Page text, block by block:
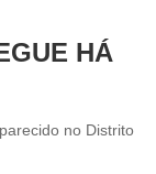
HÁ
no Distrito